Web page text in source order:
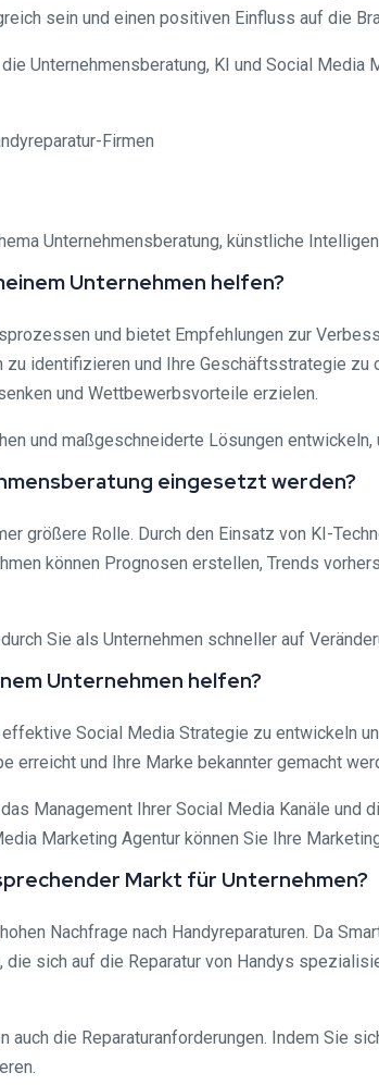
sein und einen positiven Einfluss auf die
Unternehmensberatung, KI und Social
Unternehmensberatung, künstliche
Unternehmen helfen?
und bietet Empfehlungen zur
identifizieren und Ihre Geschäftsstrategie
und Wettbewerbsvorteile erzielen.
und maßgeschneiderte Lösungen
eingesetzt werden?
größere Rolle. Durch den Einsatz von KI-
können Prognosen erstellen, Trends
Sie als Unternehmen schneller auf
Unternehmen helfen?
Social Media Strategie zu entwickeln
erreicht und Ihre Marke bekannter gemacht
Management Ihrer Social Media Kanäle und
Marketing Agentur können Sie Ihre
Markt für Unternehmen?
Nachfrage nach Handyreparaturen. Da
sich auf die Reparatur von Handys
die Reparaturanforderungen. Indem Sie